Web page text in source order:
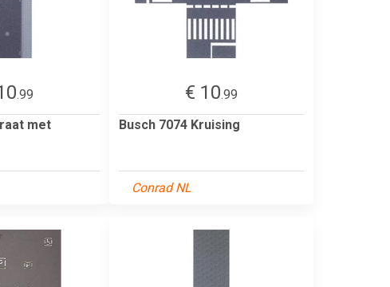
.99
met
€ 10.99
Busch 7074 Kruising
Conrad NL